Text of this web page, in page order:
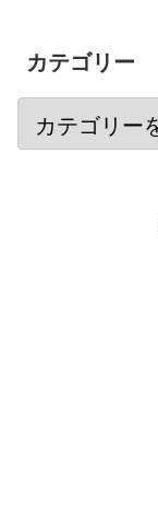
カテゴリー